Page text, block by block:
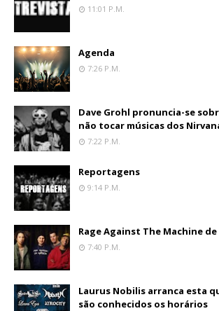
11:01 P.m.
Agenda
7:26 P.m.
Dave Grohl pronuncia-se
não tocar músicas dos
7:22 P.m.
Reportagens
9:14 P.m.
Rage Against The Machine
7:40 P.m.
Laurus Nobilis arranca esta
são conhecidos os horários